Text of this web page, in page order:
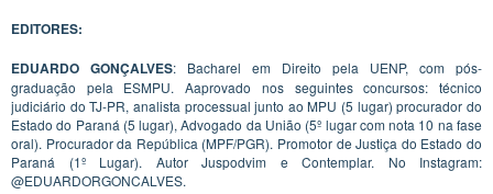
EDITORES:
EDUARDO GONÇALVES: Bacharel em Direito pela UENP, com pós-
graduação pela ESMPU. Aaprovado nos seguintes concursos: técnico
judiciário do TJ-PR, analista processual junto ao MPU (5 lugar) procurador do
Estado do Paraná (5 lugar), Advogado da União (5º lugar com nota 10 na fase
oral). Procurador da República (MPF/PGR). Promotor de Justiça do Estado do
Paraná (1º Lugar). Autor Juspodvim e Contemplar. No Instagram:
@EDUARDORGONCALVES.